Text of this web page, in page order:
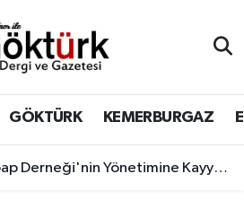
GÖKTÜRK KEMERBURGAZ
Yönetimine Kayyum Atandı
Durumu
Yoğunluk Haritası
ve Fikstür